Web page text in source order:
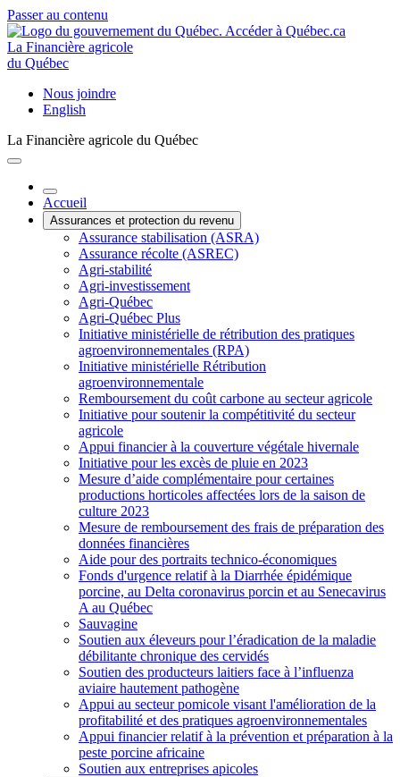
Passer au contenu
La Financière agricole
du Québec
Nous joindre
English
La Financière agricole du Québec
Accueil
Assurances et protection du revenu
Assurance stabilisation (ASRA)
Assurance récolte (ASREC)
Agri-stabilité
Agri-investissement
Agri-Québec
Agri-Québec Plus
Initiative ministérielle de rétribution des pratiques
agroenvironnementales (RPA)
Initiative ministérielle Rétribution
agroenvironnementale
Remboursement du coût carbone au secteur agricole
Initiative pour soutenir la compétitivité du secteur
agricole
Appui financier à la couverture végétale hivernale
Initiative pour les excès de pluie en 2023
Mesure d’aide complémentaire pour certaines
productions horticoles affectées lors de la saison de
culture 2023
Mesure de remboursement des frais de préparation des
données financières
Aide pour des portraits technico-économiques
Fonds d'urgence relatif à la Diarrhée épidémique
porcine, au Delta coronavirus porcin et au Senecavirus
A au Québec
Sauvagine
Soutien aux éleveurs pour l’éradication de la maladie
débilitante chronique des cervidés
Soutien des producteurs laitiers face à l’influenza
aviaire hautement pathogène
Appui au secteur pomicole visant l'amélioration de la
profitabilité et des pratiques agroenvironnementales
Appui financier relatif à la prévention et préparation à la
peste porcine africaine
Soutien aux entreprises apicoles